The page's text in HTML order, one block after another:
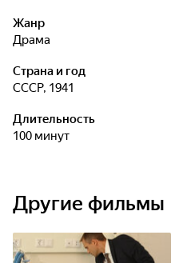
Жанр
драма
Страна и год
СССР, 1941
Длительность
100 минут
Другие фильмы